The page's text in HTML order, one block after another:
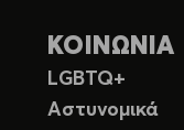
ΚΟΙΝΩΝΙΑ
LGBTQ+
Αστυνομικά